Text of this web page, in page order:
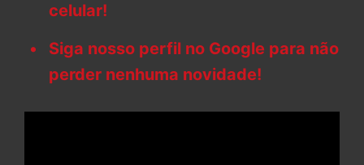
celular!
Siga nosso perfil no Google para não
perder nenhuma novidade!